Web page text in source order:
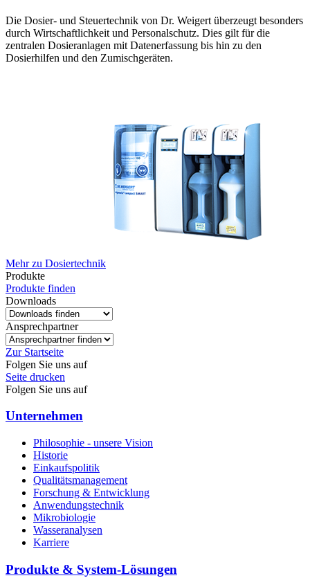
Die Dosier- und Steuertechnik von Dr. Weigert überzeugt besonders
durch Wirtschaftlichkeit und Personalschutz. Dies gilt für die
zentralen Dosieranlagen mit Datenerfassung bis hin zu den
Dosierhilfen und den Zumischgeräten.
Mehr zu Dosiertechnik
Produkte
Produkte finden
Downloads
Ansprechpartner
Zur Startseite
Folgen Sie uns auf
Seite drucken
Folgen Sie uns auf
Unternehmen
Philosophie - unsere Vision
Historie
Einkaufspolitik
Qualitätsmanagement
Forschung & Entwicklung
Anwendungstechnik
Mikrobiologie
Wasseranalysen
Karriere
Produkte & System-Lösungen